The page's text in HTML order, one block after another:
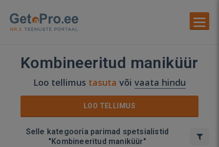
Kombineeritud maniküür
Loo tellimus tasuta või vaata hindu
LOO TELLIMUS
Selle kategooria parimad spetsialistid
"Kombineeritud maniküür"